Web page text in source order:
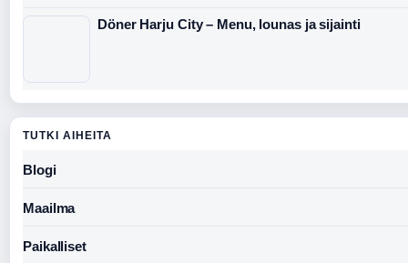
Döner Harju City – Menu, lounas ja sijainti
TUTKI AIHEITA
Blogi
Maailma
Paikalliset